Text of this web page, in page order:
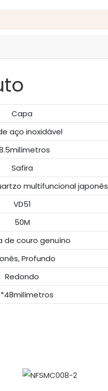
Capa
aço inoxidável
Safira
multifuncional japonês
VD51
50M
de couro genuíno
Profundo
Redondo